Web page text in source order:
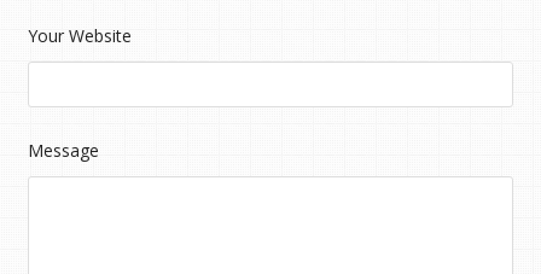
Your Website
Message